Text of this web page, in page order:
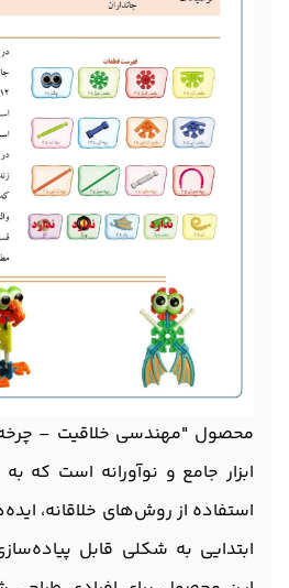
محصول "مهندسی خلاقیت –
ابزار جامع و نوآورانه است که
استفاده از روش‌های خلاقانه،
ابتدایی به شکلی قابل